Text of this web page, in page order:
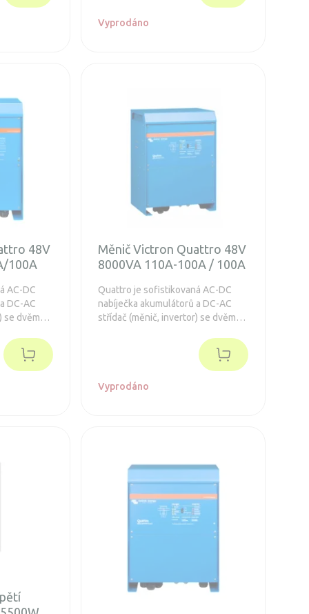
Vyprodáno
48V
100A
AC-DC
DC-AC
se dvěma
rychlým
Měnič Victron Quattro 48V
8000VA 110A-100A / 100A
Quattro je sofistikovaná AC-DC
nabíječka akumulátorů a DC-AC
střídač (měnič, invertor) se dvěma
výstupním napětím a ultra rychlým
Vyprodáno